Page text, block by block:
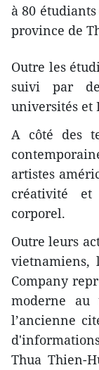
à 80
province de
Outre les
suivi par
universités et
A côté des
artistes
créativité
corporel.
Outre leurs
vietnamiens,
Company
moderne ​au
l’ancienne
Thua Thien-